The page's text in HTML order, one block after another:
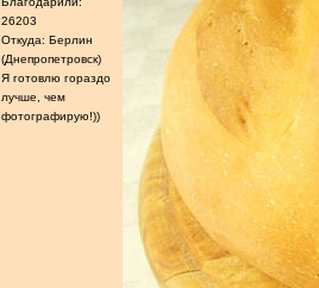
26203
Откуда: Берлин
(Днепропетровск)
Я готовлю гораздо
лучше, чем
фотографирую!))